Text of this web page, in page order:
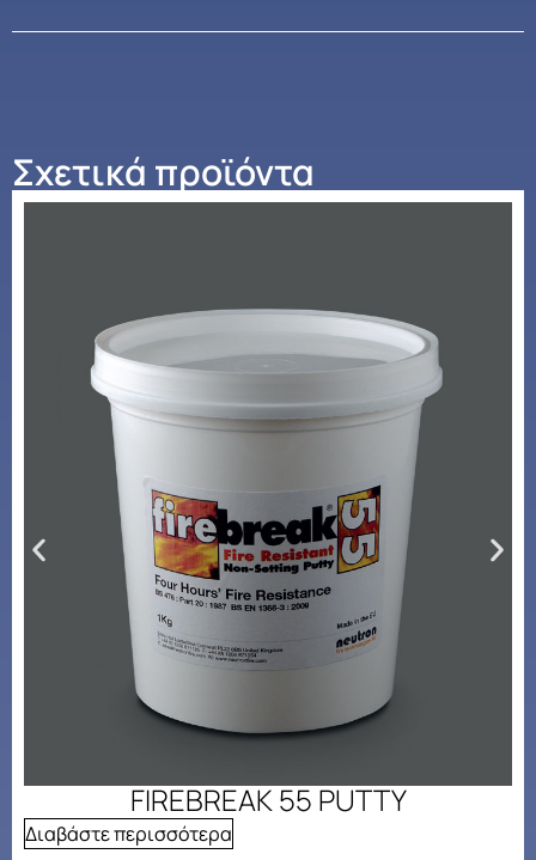
Σχετικά προϊόντα
FIREBREAK 55 PUTTY
Διαβάστε περισσότερα